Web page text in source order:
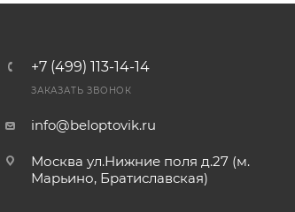
+7 (499) 113-14-14
ЗАКАЗАТЬ ЗВОНОК
info@beloptovik.ru
Москва ул.Нижние поля д.27 (м.
Марьино, Братиславская)